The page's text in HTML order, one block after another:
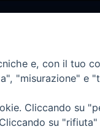
e, con il tuo
"misurazione" e
Cliccando su
su